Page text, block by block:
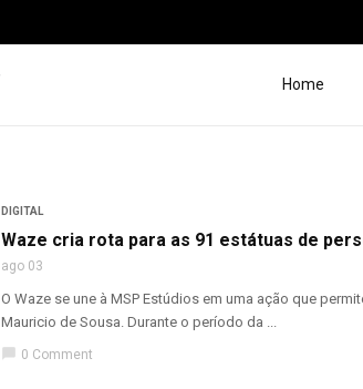
Home
DIGITAL
Waze cria rota para as 91 estátuas de
ago 03
O Waze se une à MSP Estúdios em uma ação que
Mauricio de Sousa. Durante o período da ...
chat_bubble 0 Comment